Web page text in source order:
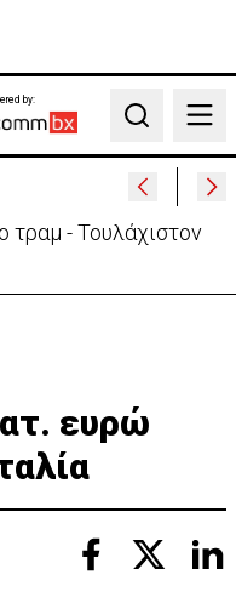
by:
Search
τραμ - Τουλάχιστον
ευρώ